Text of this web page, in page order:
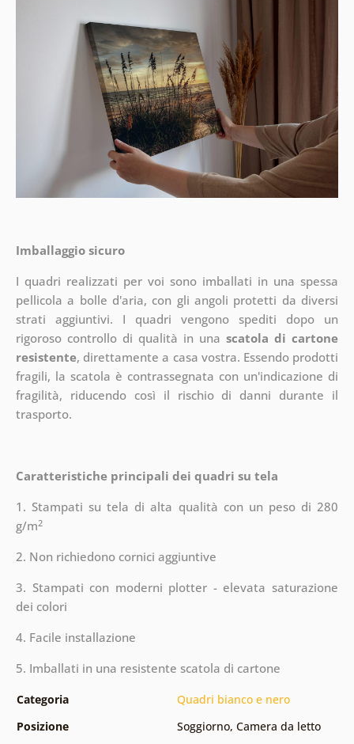
Imballaggio sicuro
I quadri realizzati per voi sono imballati in una spessa
pellicola a bolle d'aria, con gli angoli protetti da diversi
strati aggiuntivi. I quadri vengono spediti dopo un
rigoroso controllo di qualità in unascatola di cartone
resistente, direttamente a casa vostra. Essendo prodotti
fragili, la scatola è contrassegnata con un'indicazione di
fragilità, riducendo così il rischio di danni durante il
trasporto.
Caratteristiche principali dei quadri su tela
1. Stampati su tela di alta qualità con un peso di 280
g/m2
2. Non richiedono cornici aggiuntive
3. Stampati con moderni plotter - elevata saturazione
dei colori
4. Facile installazione
5. Imballati in una resistente scatola di cartone
Categoria
Quadri bianco e nero
Posizione
Soggiorno, Camera da letto